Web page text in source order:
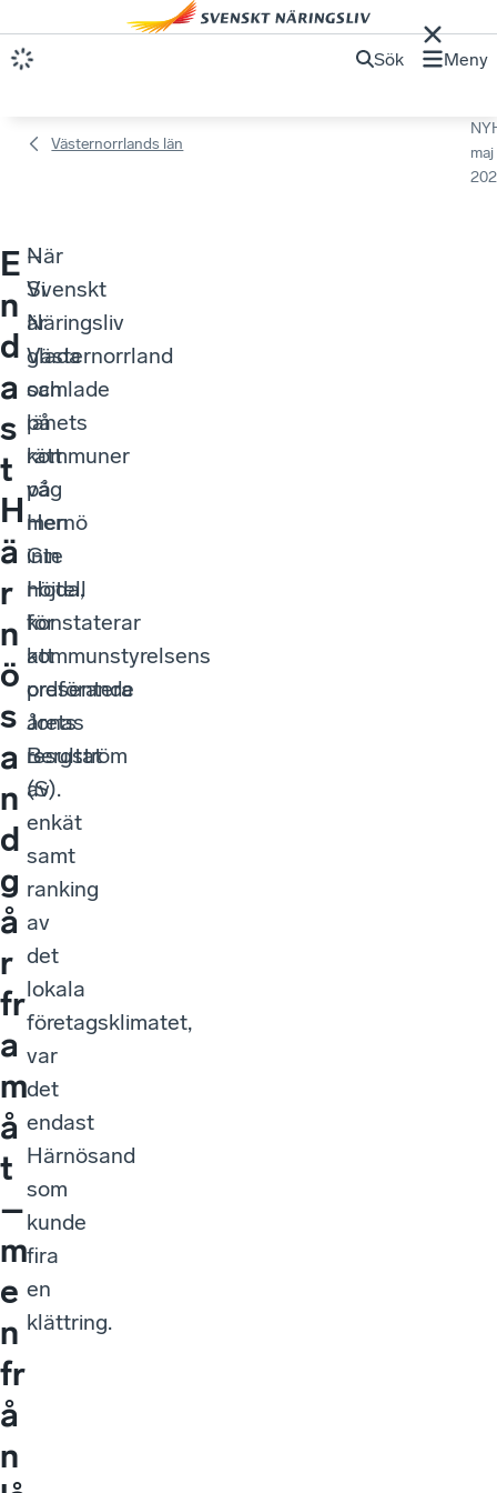
Sök Meny
Västernorrlands län
maj
E
n
d
a
s
t
H
ä
r
n
ö
s
a
n
d
g
å
r
fr
a
m
å
t
–
m
e
n
fr
å
n
När
Svenskt
Näringsliv
Västernorrland
samlade
länets
kommuner
på
Hernö
Gin
Hotell
för
att
presentera
årets
resultat
av
enkät
samt
ranking
av
det
lokala
företagsklimatet,
var
det
endast
Härnösand
som
kunde
fira
en
klättring.
–
Vi
är
glada
och
på
rätt
väg
men
inte
nöjda,
konstaterar
kommunstyrelsens
ordförande
Jonas
Bergström
(S).